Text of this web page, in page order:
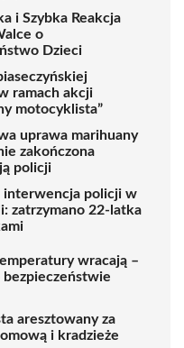
i Szybka Reakcja
o
Dzieci
ramach akcji
motocyklista”
uprawa marihuany
zakończona
policji
interwencja policji w
zatrzymano 22-latka
wracają –
bezpieczeństwie
aresztowany za
i kradzieże